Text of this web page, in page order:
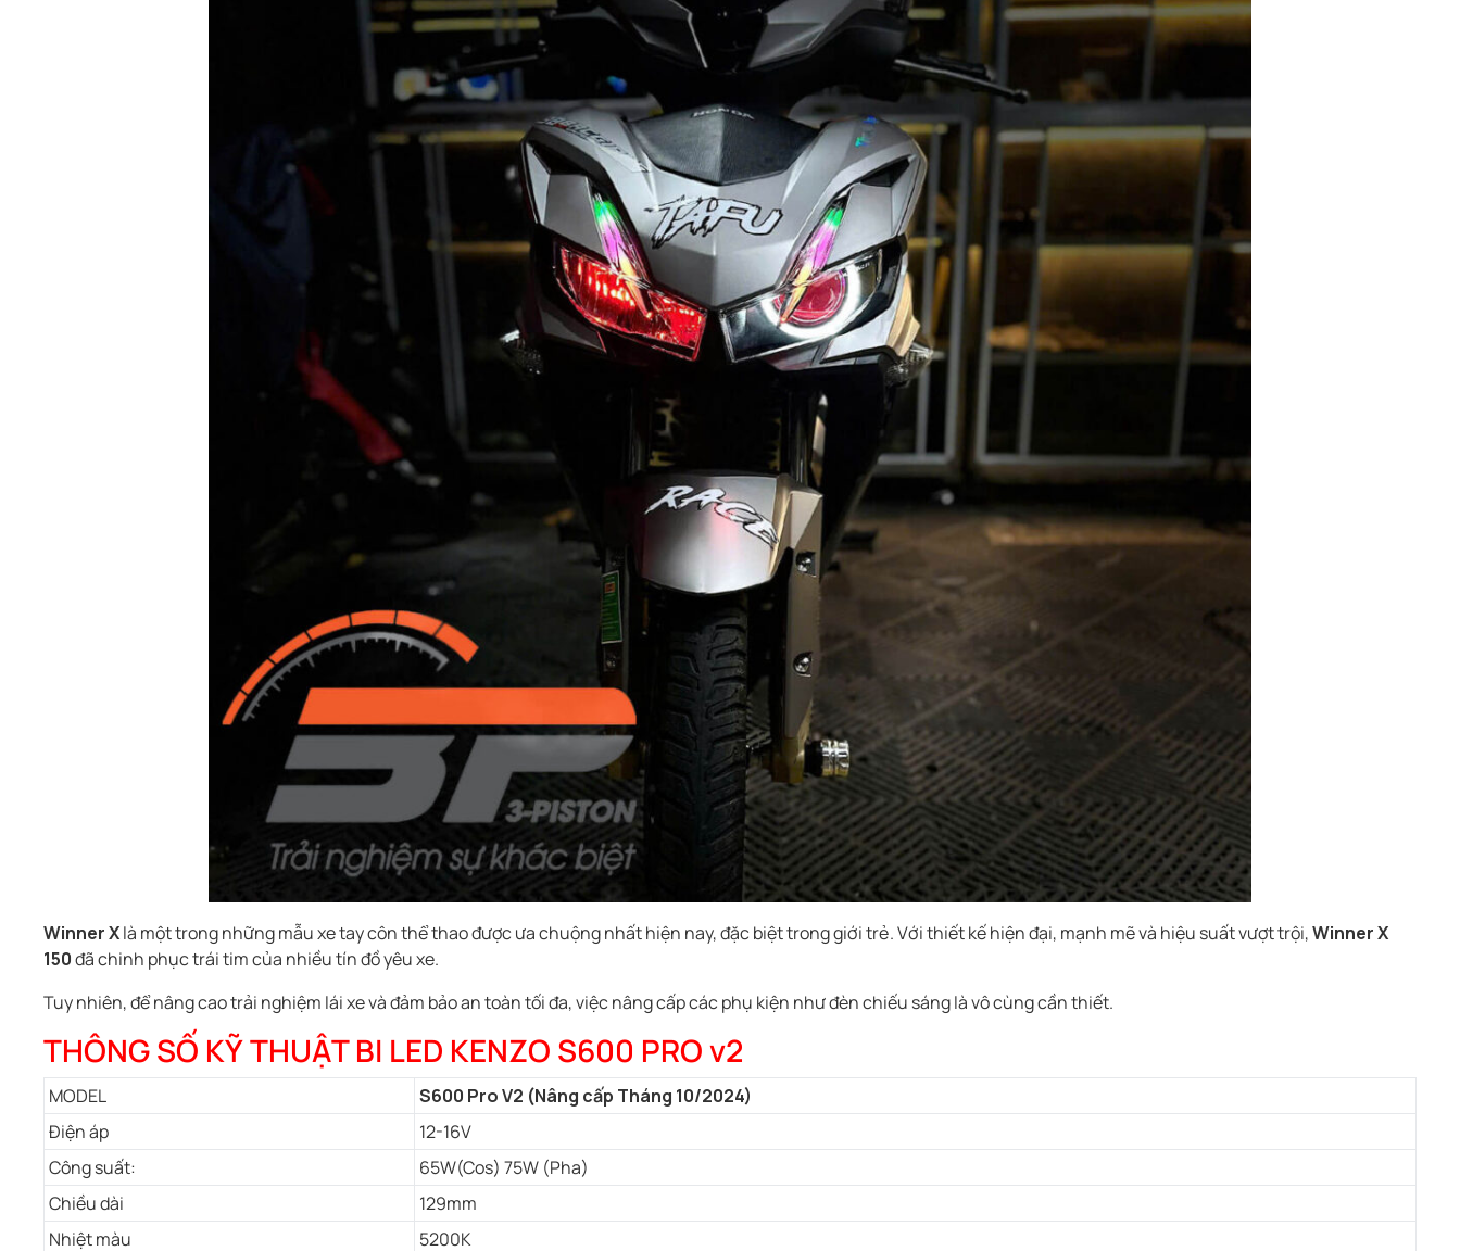
Winner Xlà một trong những mẫu xe tay côn thể thao được ưa chuộng nhất hiện nay, đặc biệt trong giới trẻ. Với thiết kế hiện đại, mạnh mẽ và hiệu suất vượt trội,Winner X
150đã chinh phục trái tim của nhiều tín đồ yêu xe.
Tuy nhiên, để nâng cao trải nghiệm lái xe và đảm bảo an toàn tối đa, việc nâng cấp các phụ kiện như đèn chiếu sáng là vô cùng cần thiết.
THÔNG SỐ KỸ THUẬT BI LED KENZO S600 PRO v2
MODEL
S600 Pro V2 (Nâng cấp Tháng 10/2024)
Điện áp
12-16V
Công suất:
65W(Cos) 75W (Pha)
Chiều dài
129mm
Nhiệt màu
5200K